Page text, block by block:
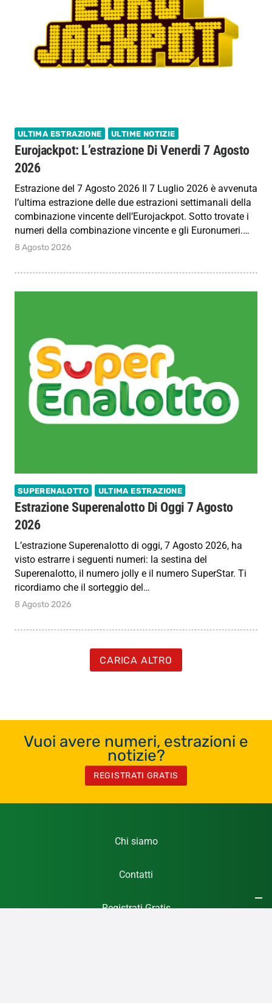
ULTIMA ESTRAZIONE ULTIME NOTIZIE
Eurojackpot: L’estrazione Di Venerdi 7 Agosto
2026
Estrazione del 7 Agosto 2026 Il 7 Luglio 2026 è avvenuta
l’ultima estrazione delle due estrazioni settimanali della
combinazione vincente dell’Eurojackpot. Sotto trovate i
numeri della combinazione vincente e gli Euronumeri.…
8 Agosto 2026
SUPERENALOTTO ULTIMA ESTRAZIONE
Estrazione Superenalotto Di Oggi 7 Agosto
2026
L’estrazione Superenalotto di oggi, 7 Agosto 2026, ha
visto estrarre i seguenti numeri: la sestina del
Superenalotto, il numero jolly e il numero SuperStar. Ti
ricordiamo che il sorteggio del…
8 Agosto 2026
CARICA ALTRO
Vuoi avere numeri, estrazioni e
notizie?
REGISTRATI GRATIS
Chi siamo
Contatti
Registrati Gratis